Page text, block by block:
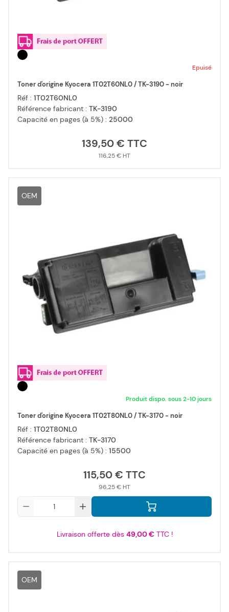
Epuisé
Toner d'origine Kyocera 1T02T60NL0 / TK-3190 - noir
Réf : 1T02T60NL0
Référence fabricant : TK-3190
Capacité en pages (à 5%) : 25000
139,50 €
116,25 €
OEM
Produit dispo. sous 2-10 jours
Toner d'origine Kyocera 1T02T80NL0 / TK-3170 - noir
Réf : 1T02T80NL0
Référence fabricant : TK-3170
Capacité en pages (à 5%) : 15500
115,50 €
96,25 €
Livraison offerte dès 49,00 €TTC !
OEM